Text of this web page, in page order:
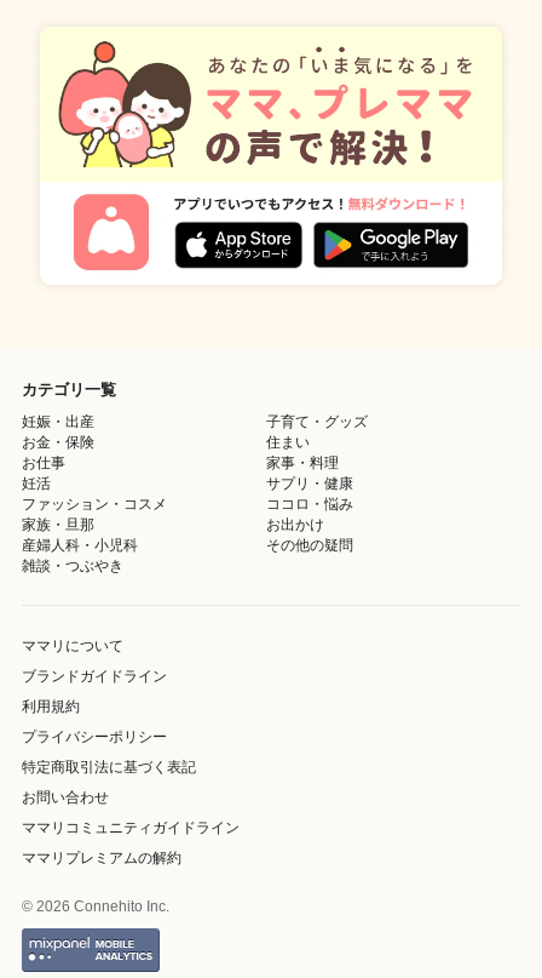
カテゴリ一覧
妊娠・出産
子育て・グッズ
お金・保険
住まい
お仕事
家事・料理
妊活
サプリ・健康
ファッション・コスメ
ココロ・悩み
家族・旦那
お出かけ
産婦人科・小児科
その他の疑問
雑談・つぶやき
ママリについて
ブランドガイドライン
利用規約
プライバシーポリシー
特定商取引法に基づく表記
お問い合わせ
ママリコミュニティガイドライン
ママリプレミアムの解約
© 2026 Connehito Inc.